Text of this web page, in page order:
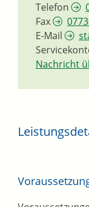
Telefon
Fax
E-Mail
Nachricht